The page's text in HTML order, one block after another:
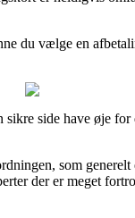
du vælge en
side have øje
som
der er meget